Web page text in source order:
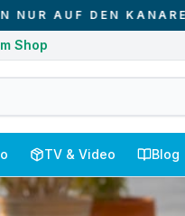
DEN KANAREN -
empfangen
TV & Video Blog